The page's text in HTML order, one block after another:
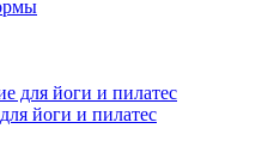
для йоги и пилатес
йоги и пилатес